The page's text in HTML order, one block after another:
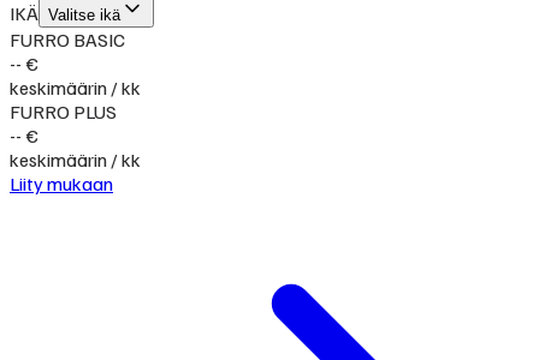
IKÄ Valitse ikä
FURRO BASIC
-- €
keskimäärin / kk
FURRO PLUS
-- €
keskimäärin / kk
Liity mukaan